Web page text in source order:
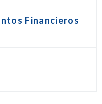
Financieros